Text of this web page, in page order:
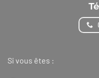
Si vous êtes :